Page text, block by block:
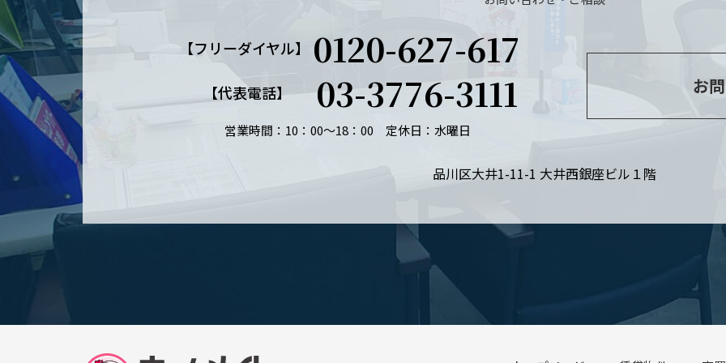
【フリーダイヤル】 0120-627-617
【代表電話】 03-3776-3111
営業時間：10：00～18：00 定休日：水曜日
お
品川区大井1-11-1 大井西銀座ビル１階